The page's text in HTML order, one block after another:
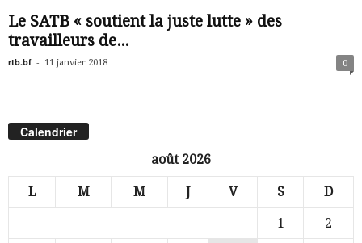
Le SATB « soutient la juste lutte » des
travailleurs de...
rtb.bf - 11 janvier 2018 0
Calendrier
août 2026
L M M J V S D
1
2